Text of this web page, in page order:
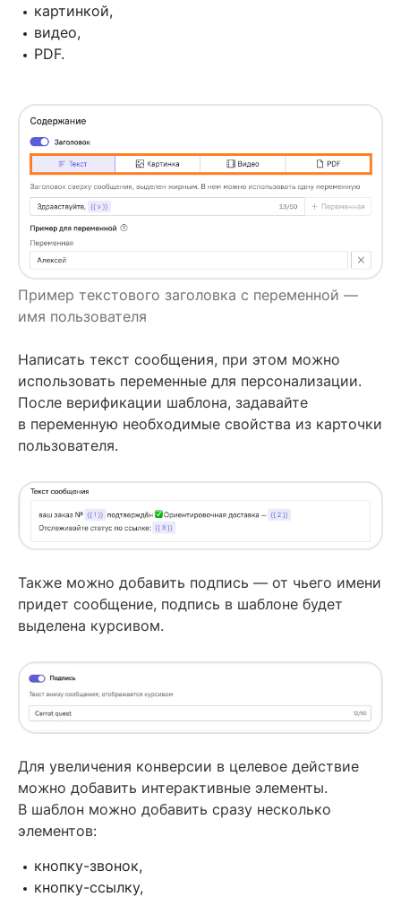
картинкой,
видео,
PDF.
Пример текстового заголовка с переменной —
имя пользователя
Написать текст сообщения, при этом можно
использовать переменные для персонализации.
После верификации шаблона, задавайте
в переменную необходимые свойства из карточки
пользователя.
Также можно добавить подпись — от чьего имени
придет сообщение, подпись в шаблоне будет
выделена курсивом.
Для увеличения конверсии в целевое действие
можно добавить интерактивные элементы.
В шаблон можно добавить сразу несколько
элементов:
кнопку-звонок,
кнопку-ссылку,